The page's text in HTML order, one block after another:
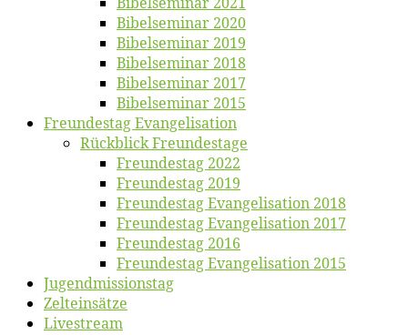
Bi­bel­se­mi­nar 2020
Bi­bel­se­mi­nar 2019
Bi­bel­se­mi­nar 2018
Bibelsemi­nar 2017
Bibelsemi­nar 2015
Freun­des­tag Evangelisation
Rück­blick Freundestage
Freun­des­tag 2022
Freun­des­tag 2019
Freun­des­tag Evan­ge­li­sa­ti­on 2018
Freun­des­tag Evan­ge­li­sa­ti­on 2017
Freun­des­tag 2016
Freun­des­tag Evan­ge­li­sa­ti­on 2015
Jugend­mis­sions­tag
Zelt­ein­sät­ze
Live­stream